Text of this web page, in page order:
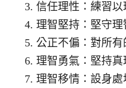
信任理性：練習以
理智堅持：堅守理
公正不偏：對所
理智勇氣：堅持
理智移情：設身處